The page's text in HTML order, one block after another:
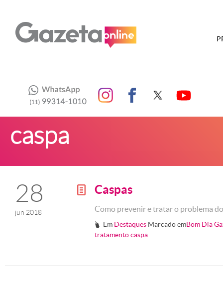
caspa
28
jun 2018
g Caspas
Como prevenir e tratar o problema
# Em Destaques Marcado emBom Dia
tratamento caspa